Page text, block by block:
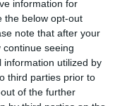
information for
the below opt-out
note that after your
seeing
information utilized by
third parties prior to
of the further